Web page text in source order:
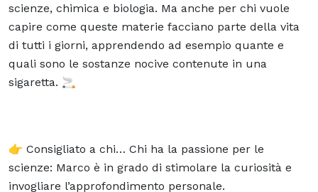
scienze, chimica e biologia. Ma anche per chi vuole
capire come queste materie facciano parte della vita
di tutti i giorni, apprendendo ad esempio quante e
quali sono le sostanze nocive contenute in una
sigaretta. 🚬
👉 Consigliato a chi… Chi ha la passione per le
scienze: Marco è in grado di stimolare la curiosità e
invogliare l’approfondimento personale.